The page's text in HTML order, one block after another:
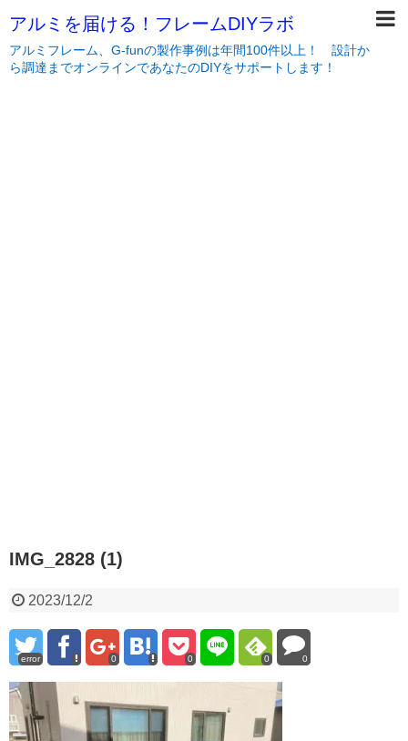
アルミを届ける！フレームDIYラボ
アルミフレーム、G-funの製作事例は年間100件以上！ 設計か
ら調達までオンラインであなたのDIYをサポートします！
IMG_2828 (1)
2023/12/2
error 0 0 0 0